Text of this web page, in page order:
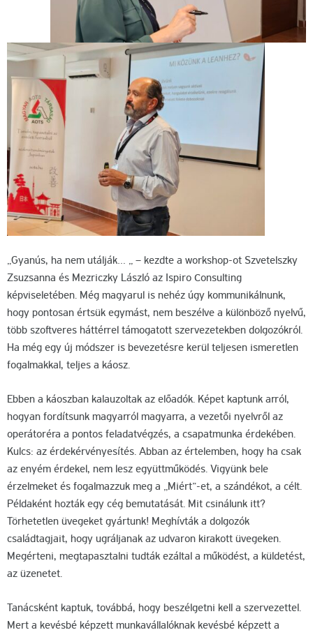
„Gyanús, ha nem utálják… „ – kezdte a workshop-ot Szvetelszky
Zsuzsanna és Mezriczky László az Ispiro Consulting
képviseletében. Még magyarul is nehéz úgy kommunikálnunk,
hogy pontosan értsük egymást, nem beszélve a különböző nyelvű,
több szoftveres háttérrel támogatott szervezetekben dolgozókról.
Ha még egy új módszer is bevezetésre kerül teljesen ismeretlen
fogalmakkal, teljes a káosz.
Ebben a káoszban kalauzoltak az előadók. Képet kaptunk arról,
hogyan fordítsunk magyarról magyarra, a vezetői nyelvről az
operátoréra a pontos feladatvégzés, a csapatmunka érdekében.
Kulcs: az érdekérvényesítés. Abban az értelemben, hogy ha csak
az enyém érdekel, nem lesz együttműködés. Vigyünk bele
érzelmeket és fogalmazzuk meg a „Miért”-et, a szándékot, a célt.
Példaként hozták egy cég bemutatását. Mit csinálunk itt?
Törhetetlen üvegeket gyártunk! Meghívták a dolgozók
családtagjait, hogy ugráljanak az udvaron kirakott üvegeken.
Megérteni, megtapasztalni tudták ezáltal a működést, a küldetést,
az üzenetet.
Tanácsként kaptuk, továbbá, hogy beszélgetni kell a szervezettel.
Mert a kevésbé képzett munkavállalóknak kevésbé képzett a